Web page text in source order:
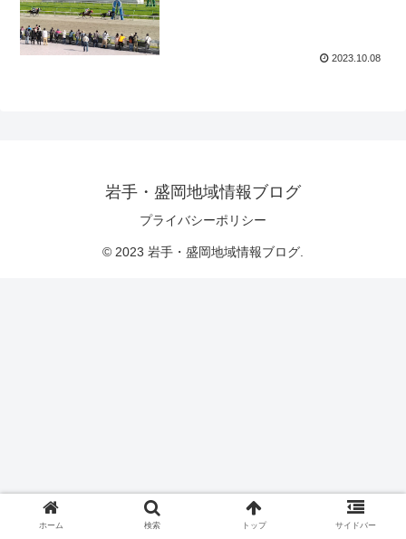
2023.10.08
岩手・盛岡地域情報ブログ
プライバシーポリシー
© 2023 岩手・盛岡地域情報ブログ.
ホーム 検索 トップ サイドバー